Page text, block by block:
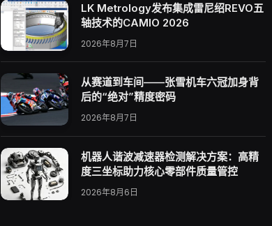
LK Metrology发布集成雷尼绍REVO五
轴技术的CAMIO 2026
2026年8月7日
从赛道到车间——张雪机车六冠加身背
后的“绝对”精度密码
2026年8月7日
机器人谐波减速器检测解决方案：高精
度三坐标助力核心零部件质量管控
2026年8月6日